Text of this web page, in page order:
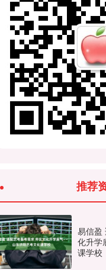
推荐
易信盈
化升
课学校